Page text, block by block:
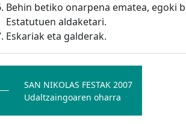
Behin betiko onarpena ematea, egoki
Estatutuen aldaketari.
Eskariak eta galderak.
SAN NIKOLAS FESTAK 2007
Udaltzaingoaren oharra